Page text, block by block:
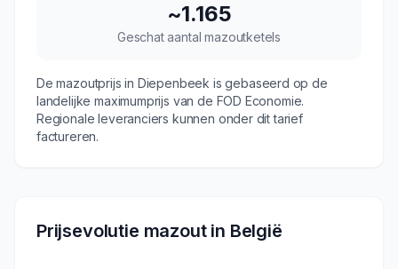
~1.165
Geschat aantal mazoutketels
De mazoutprijs in Diepenbeek is gebaseerd op de
landelijke maximumprijs van de FOD Economie.
Regionale leveranciers kunnen onder dit tarief
factureren.
Prijsevolutie mazout in België